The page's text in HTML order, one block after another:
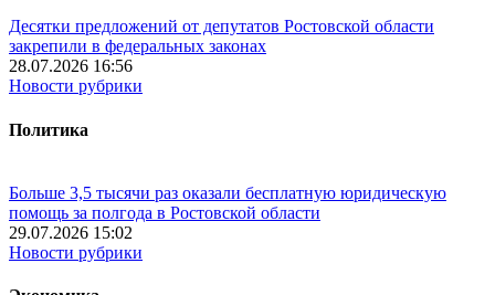
Десятки предложений от депутатов Ростовской области
закрепили в федеральных законах
28.07.2026 16:56
Новости рубрики
Политика
Больше 3,5 тысячи раз оказали бесплатную юридическую
помощь за полгода в Ростовской области
29.07.2026 15:02
Новости рубрики